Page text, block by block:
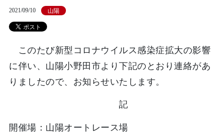
2021/09/10 山陽
このたび新型コロナウイルス感染症拡大の影響
に伴い、山陽小野田市より下記のとおり連絡があ
りましたので、お知らせいたします。
記
開催場：山陽オートレース場